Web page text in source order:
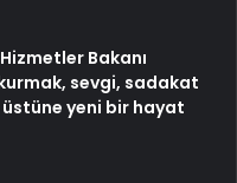
Bakanı
sevgi, sadakat
yeni bir hayat